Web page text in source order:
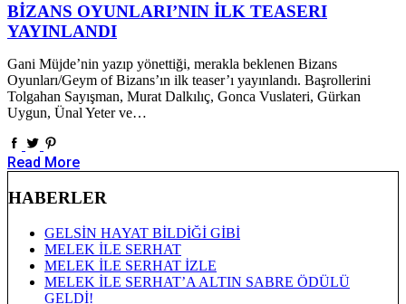
BİZANS OYUNLARI’NIN İLK TEASERI
YAYINLANDI
Gani Müjde’nin yazıp yönettiği, merakla beklenen Bizans
Oyunları/Geym of Bizans’ın ilk teaser’ı yayınlandı. Başrollerini
Tolgahan Sayışman, Murat Dalkılıç, Gonca Vuslateri, Gürkan
Uygun, Ünal Yeter ve…
Read More
HABERLER
GELSİN HAYAT BİLDİĞİ GİBİ
MELEK İLE SERHAT
MELEK İLE SERHAT İZLE
MELEK İLE SERHAT’A ALTIN SABRE ÖDÜLÜ
GELDİ!